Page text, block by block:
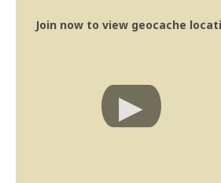
Join now to view geocache